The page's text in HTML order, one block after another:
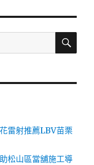
搜
雷射推薦LBV苗栗
松山區當舖施工導